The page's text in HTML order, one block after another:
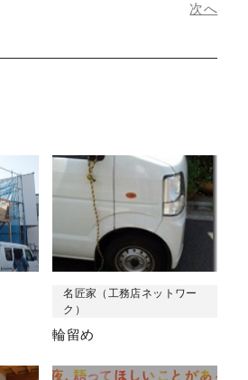
次へ
名匠家（工務店ネットワー
ク）
輪留め